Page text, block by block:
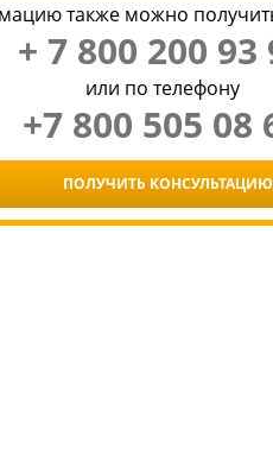
также можно
+ 7 800 200 93
или по телефону
+7 800 505 08
ПОЛУЧИТЬ КОНСУЛЬТАЦИЮ